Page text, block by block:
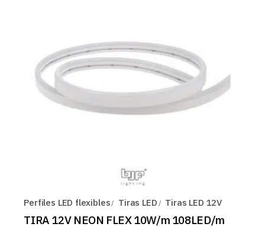
Perfiles LED flexibles Tiras LED Tiras LED 12V
TIRA 12V NEON FLEX 10W/m 108LED/m